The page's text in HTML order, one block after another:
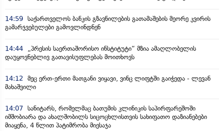
14:59 საქართველოს ბანკის გზავნილების გათამაშების მეორე კვირის
გამარჯვებულები გამოვლინდნენ
14:44
„პრესის საერთაშორისო ინსტიტუტი“ მზია ამაღლობელის
დაუყოვნებლივ გათავისუფლებას მოითხოვს
14:12
მეც ერთ-ერთი მათგანი ვიყავი, ვინც ლიფტში გაიჭედა - ლევან
მახაშვილი
14:07 სანიტარს, რომელმაც ბათუმის კლინიკის საპირფარეშოში
იმშობიარა და ახალშობილს სიცოცხლისთვის სახიფათო დაზიანებები
მიაყენა, 4 წლით პატიმრობა მიესაჯა